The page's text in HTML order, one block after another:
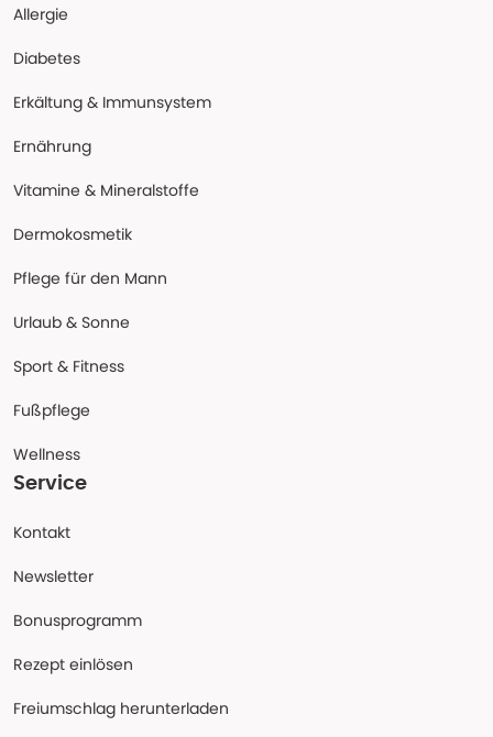
Allergie
Diabetes
Erkältung & Immunsystem
Ernährung
Vitamine & Mineralstoffe
Dermokosmetik
Pflege für den Mann
Urlaub & Sonne
Sport & Fitness
Fußpflege
Wellness
Service
Kontakt
Newsletter
Bonusprogramm
Rezept einlösen
Freiumschlag herunterladen